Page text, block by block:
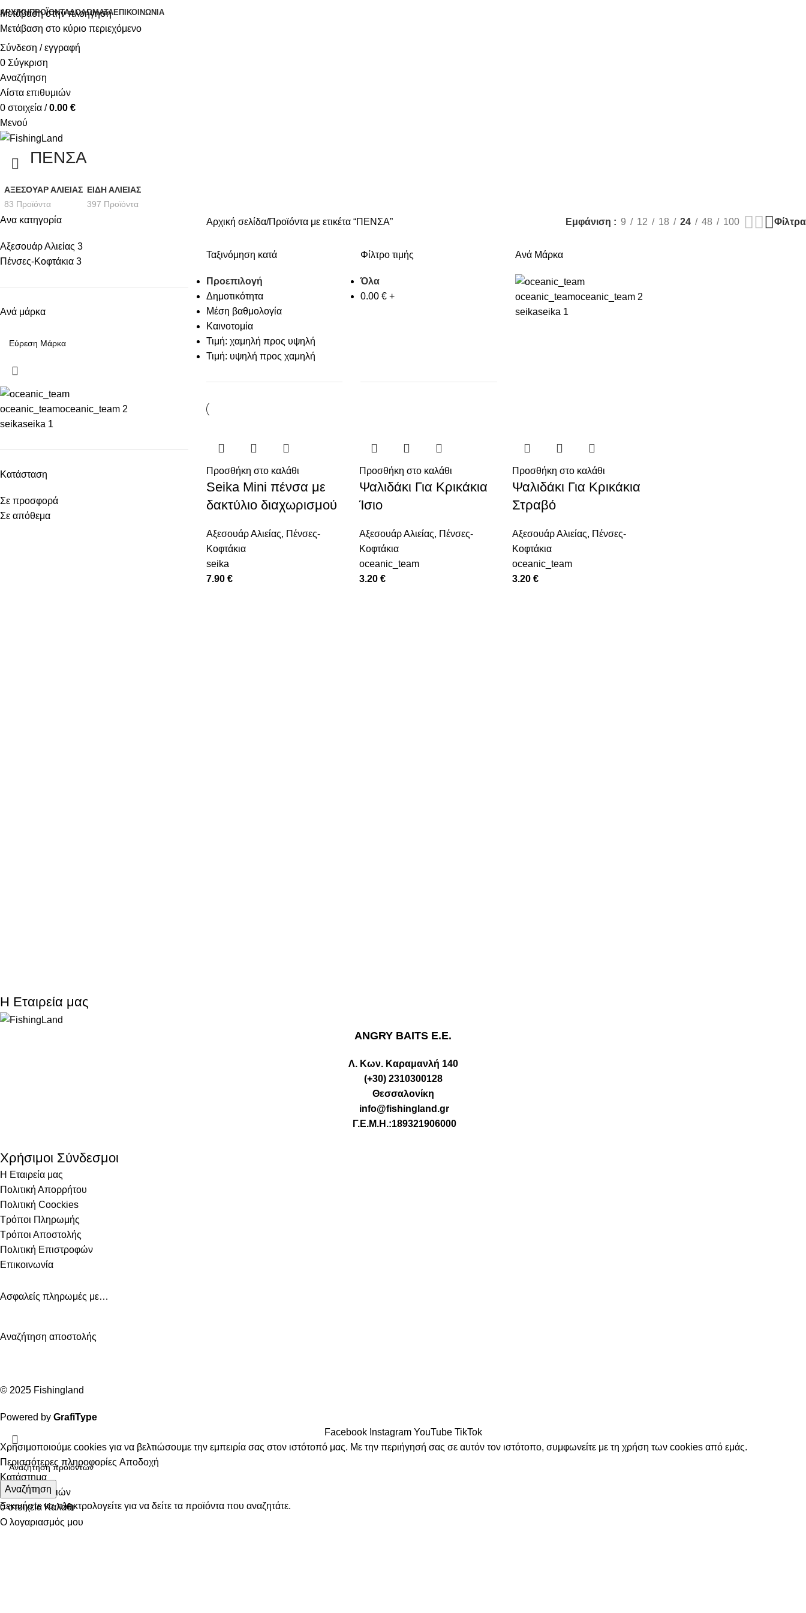
Μετάβαση στην πλοήγηση
Μετάβαση στο κύριο περιεχόμενο
ΑΡΧΙΚΉΠΡΟΪΌΝΤΑΔΟΛΏΜΑΤΑΕΠΙΚΟΙΝΩΝΊΑ
Σύνδεση / εγγραφή
0 Σύγκριση
Αναζήτηση
Λίστα επιθυμιών
0 στοιχεία / 0.00 €
Μενού
ΠΕΝΣΑ
ΑΞΕΣΟΥΆΡ ΑΛΙΕΊΑΣ
83 Προϊόντα
ΕΊΔΗ ΑΛΙΕΊΑΣ
397 Προϊόντα
Ανα κατηγορία
Αξεσουάρ Αλιείας 3
Πένσες-Κοφτάκια 3
Ανά μάρκα
oceanic_teamoceanic_team 2
seikaseika 1
Κατάσταση
Σε προσφορά
Σε απόθεμα
Αρχική σελίδα Προϊόντα με ετικέτα “ΠΕΝΣΑ” Εμφάνιση 9 12 18 24 48 100 Φίλτρα
Ταξινόμηση κατά
Προεπιλογή
Δημοτικότητα
Μέση βαθμολογία
Καινοτομία
Τιμή: χαμηλή προς υψηλή
Τιμή: υψηλή προς χαμηλή
Φίλτρο τιμής
Όλα
0.00€ +
Ανά Μάρκα
oceanic_teamoceanic_team 2
seikaseika 1
Προσθήκη στο καλάθι
Seika Mini πένσα με
δακτύλιο διαχωρισμού
Αξεσουάρ Αλιείας, Πένσες-
Κοφτάκια
seika
7.90 €
Προσθήκη στο καλάθι
Ψαλιδάκι Για Κρικάκια
Ίσιο
Αξεσουάρ Αλιείας, Πένσες-
Κοφτάκια
oceanic_team
3.20 €
Προσθήκη στο καλάθι
Ψαλιδάκι Για Κρικάκια
Στραβό
Αξεσουάρ Αλιείας, Πένσες-
Κοφτάκια
oceanic_team
3.20 €
Η Εταιρεία μας
ANGRY BAITS Ε.Ε.
Λ. Κων. Καραμανλή 140
(+30) 2310300128
Θεσσαλονίκη
info@fishingland.gr
Γ.Ε.Μ.Η.:189321906000
Χρήσιμοι Σύνδεσμοι
Η Εταιρεία μας
Πολιτική Απορρήτου
Πολιτική Coockies
Τρόποι Πληρωμής
Τρόποι Αποστολής
Πολιτική Επιστροφών
Επικοινωνία
Ασφαλείς πληρωμές με…
Αναζήτηση αποστολής
© 2025 Fishingland
Powered by GrafiType
Αναζήτηση
Ξεκινήστε να πληκτρολογείτε για να δείτε τα προϊόντα που αναζητάτε.
Facebook Instagram YouTube TikTok
Χρησιμοποιούμε cookies για να βελτιώσουμε την εμπειρία σας στον ιστότοπό μας. Με την περιήγησή σας σε αυτόν τον ιστότοπο, συμφωνείτε με τη χρήση των cookies από εμάς.
Περισσότερες πληροφορίες Αποδοχή
Κατάστημα
Λίστα επιθυμιών
0στοιχεία Καλάθι
Ο λογαριασμός μου